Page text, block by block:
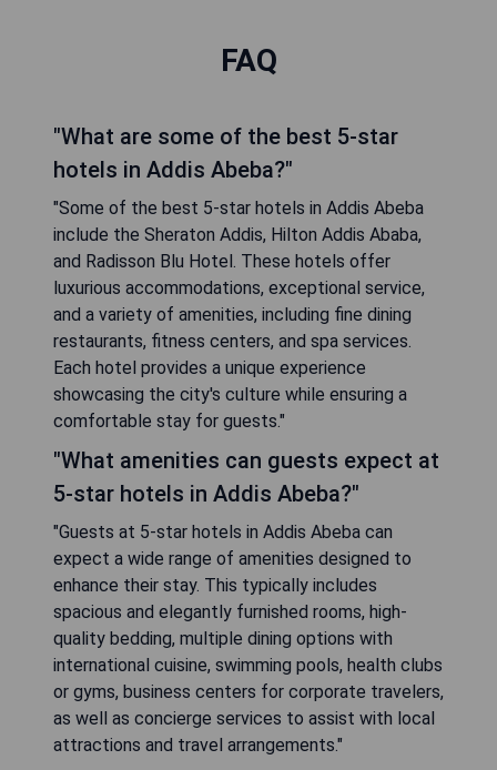
FAQ
"What are some of the best 5-star
hotels in Addis Abeba?"
"Some of the best 5-star hotels in Addis Abeba
include the Sheraton Addis, Hilton Addis Ababa,
and Radisson Blu Hotel. These hotels offer
luxurious accommodations, exceptional service,
and a variety of amenities, including fine dining
restaurants, fitness centers, and spa services.
Each hotel provides a unique experience
showcasing the city's culture while ensuring a
comfortable stay for guests."
"What amenities can guests expect at
5-star hotels in Addis Abeba?"
"Guests at 5-star hotels in Addis Abeba can
expect a wide range of amenities designed to
enhance their stay. This typically includes
spacious and elegantly furnished rooms, high-
quality bedding, multiple dining options with
international cuisine, swimming pools, health clubs
or gyms, business centers for corporate travelers,
as well as concierge services to assist with local
attractions and travel arrangements."